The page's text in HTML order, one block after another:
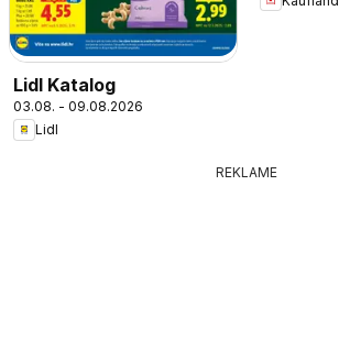
Lidl Katalog
03.08. - 09.08.2026
Lidl
REKLAME